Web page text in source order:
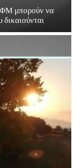
μπορούν να